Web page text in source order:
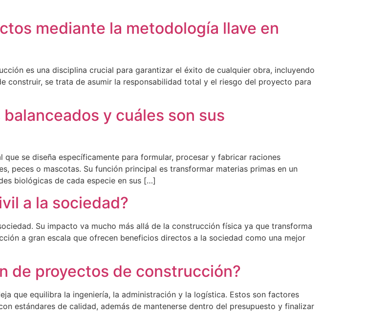
mediante la metodología llave en
es una disciplina crucial para garantizar el éxito de cualquier obra, incluyendo
construir, se trata de asumir la responsabilidad total y el riesgo del proyecto para
y cuáles son sus
se diseña específicamente para formular, procesar y fabricar raciones
peces o mascotas. Su función principal es transformar materias primas en un
biológicas de cada especie en sus […]
a la sociedad?
Su impacto va mucho más allá de la construcción física ya que transforma
a gran escala que ofrecen beneficios directos a la sociedad como una mejor
de proyectos de construcción?
que equilibra la ingeniería, la administración y la logística. Estos son factores
estándares de calidad, además de mantenerse dentro del presupuesto y finalizar